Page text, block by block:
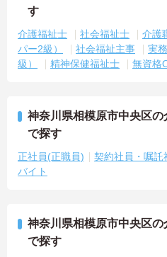
す
介護福祉士 社会福祉士
介護
パー2級）
社会福祉主事
実
級）
精神保健福祉士 無資格
神奈川県相模原市中央区
で探す
正社員(正職員) 契約社員・嘱託
バイト
神奈川県相模原市中央区
で探す